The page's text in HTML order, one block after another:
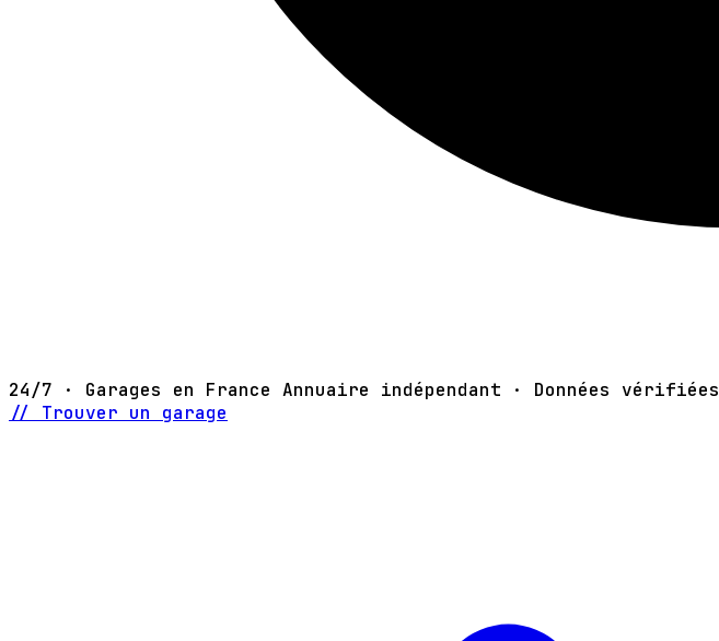
24/7 · Garages en France Annuaire indépendant · Données vérifiées
// Trouver un garage